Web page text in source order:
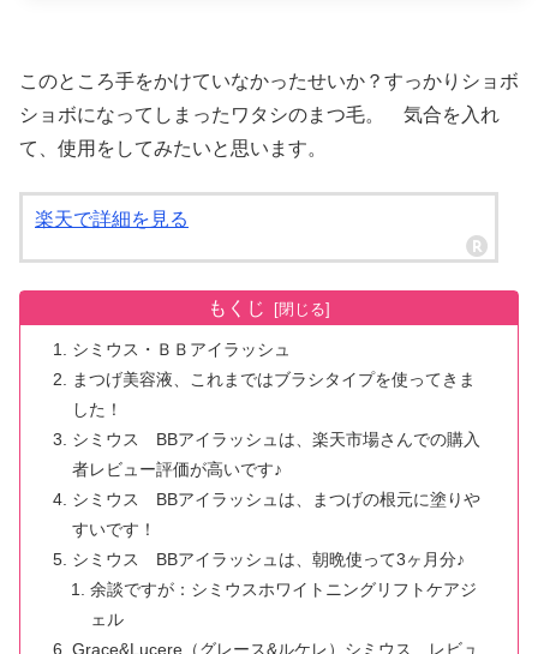
このところ手をかけていなかったせいか？すっかりショボ
ショボになってしまったワタシのまつ毛。 気合を入れ
て、使用をしてみたいと思います。
楽天で詳細を見る
もくじ
シミウス・ＢＢアイラッシュ
まつげ美容液、これまではブラシタイプを使ってきま
した！
シミウス BBアイラッシュは、楽天市場さんでの購入
者レビュー評価が高いです♪
シミウス BBアイラッシュは、まつげの根元に塗りや
すいです！
シミウス BBアイラッシュは、朝晩使って3ヶ月分♪
余談ですが：シミウスホワイトニングリフトケアジ
ェル
Grace&Lucere（グレース&ルケレ）シミウス レビュ